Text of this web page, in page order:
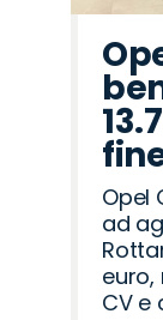
Opel
ad
euro,
CV e